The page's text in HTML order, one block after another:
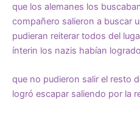
que los alemanes los
compañero salieron a buscar
pudieran reiterar todos del
ínterin los nazis habían
que no pudieron salir el resto
logró escapar saliendo por la